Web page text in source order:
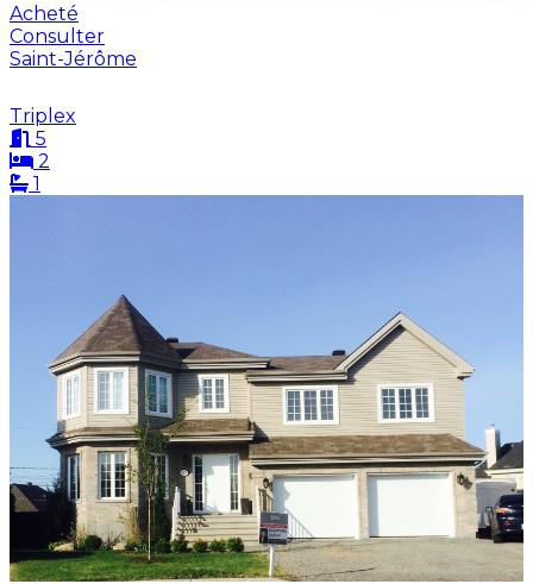
Acheté
Consulter
Saint-Jérôme
Triplex
5
2
1